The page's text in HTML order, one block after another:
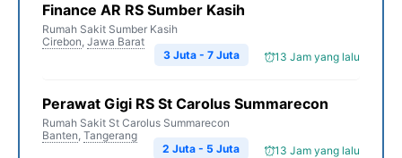
Finance AR RS Sumber Kasih
Rumah Sakit Sumber Kasih
Cirebon, Jawa Barat
13 Jam yang lalu
3 Juta - 7 Juta
Perawat Gigi RS St Carolus Summarecon
Rumah Sakit St Carolus Summarecon
Banten, Tangerang
13 Jam yang lalu
2 Juta - 5 Juta